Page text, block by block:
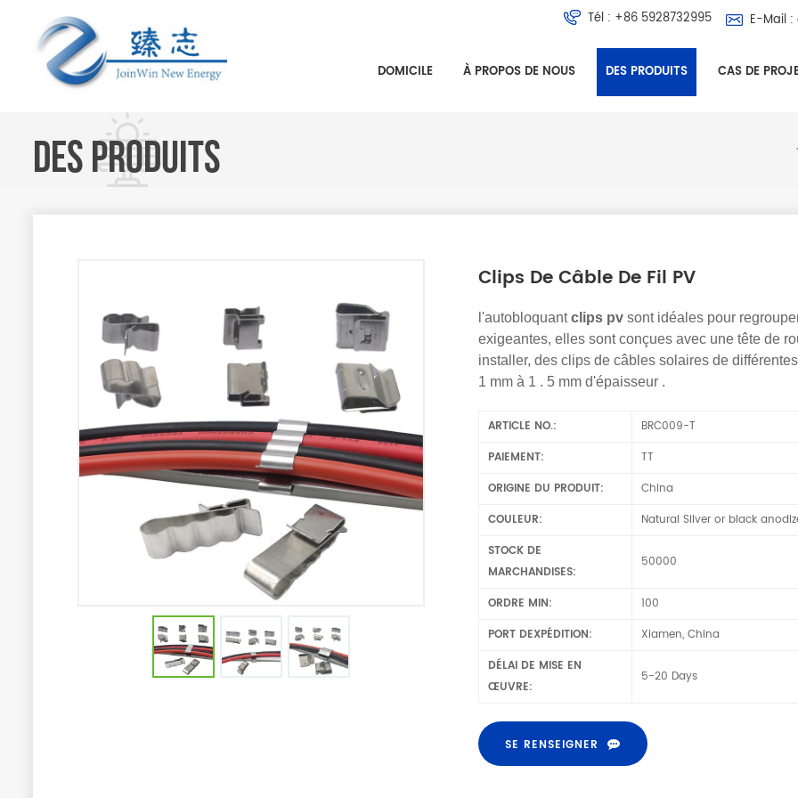
Tél : +86 5928732995 E-Mail :
DOMICILE À PROPOS DE NOUS DES PRODUITS CAS DE
DES PRODUITS
Clips De Câble De Fil PV
l'autobloquantclips pv sont idéales pour
exigeantes, elles sont conçues avec une tête de
installer, des clips de câbles solaires de
1 mm à 1 . 5 mm d'épaisseur .
ARTICLE NO.:
BRC009-T
PAIEMENT:
TT
ORIGINE DU PRODUIT:
China
COULEUR:
Natural Silver or black
STOCK DE
MARCHANDISES:
50000
ORDRE MIN:
100
PORT DEXPÉDITION:
Xiamen, China
DÉLAI DE MISE EN
ŒUVRE:
5-20 Days
SE RENSEIGNER